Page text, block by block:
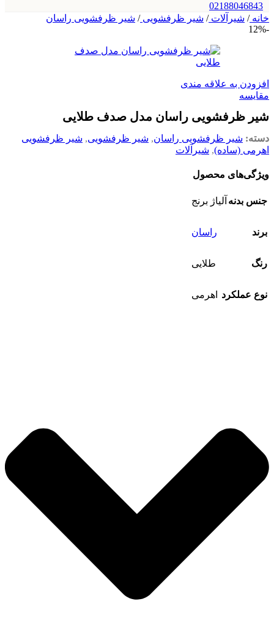
02188046843
خانه/ شیرآلات/ شیر ظرفشویی/ شیر ظرفشویی راسان
-12%
افزودن به علاقه مندی
مقایسه
شیر ظرفشویی راسان مدل صدف طلایی
دسته: شیر ظرفشویی راسان, شیر ظرفشویی, شیر ظرفشویی
اهرمی (ساده), شیرآلات
ویژگی‌های محصول
جنس بدنه آلیاژ برنج
برند راسان
رنگ طلایی
نوع عملکرد اهرمی